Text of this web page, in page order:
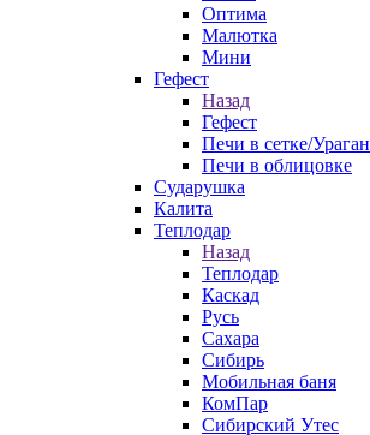
Оптима
Малютка
Мини
Гефест
Назад
Гефест
Печи в сетке/Ураган
Печи в облицовке
Сударушка
Калита
Теплодар
Назад
Теплодар
Каскад
Русь
Сахара
Сибирь
Мобильная баня
КомПар
Сибирский Утес